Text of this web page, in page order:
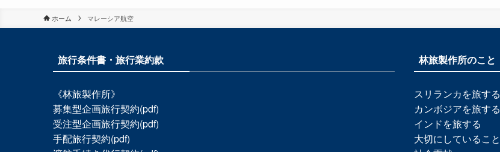
ホーム マレーシア航空
旅行条件書・旅行業約款
《林旅製作所》
募集型企画旅行契約(pdf)
受注型企画旅行契約(pdf)
手配旅行契約(pdf)
林旅製作所のこと
スリランカを旅する
カンボジアを旅する
インドを旅する
大切にしていること